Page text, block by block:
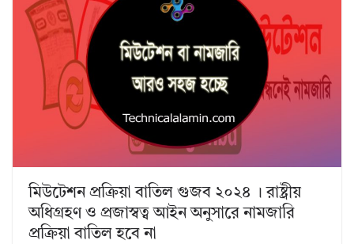
মিউটেশন প্রক্রিয়া বাতিল গুজব ২০২৪ । রাষ্ট্রীয়
অধিগ্রহণ ও প্রজাস্বত্ব আইন অনুসারে নামজারি
প্রক্রিয়া বাতিল হবে না